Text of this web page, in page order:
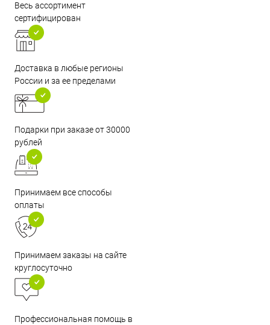
Весь ассортимент
сертифицирован
Доставка в любые регионы
России и за ее пределами
Подарки при заказе от 30000
рублей
Принимаем все способы
оплаты
Принимаем заказы на сайте
круглосуточно
Профессиональная помощь в